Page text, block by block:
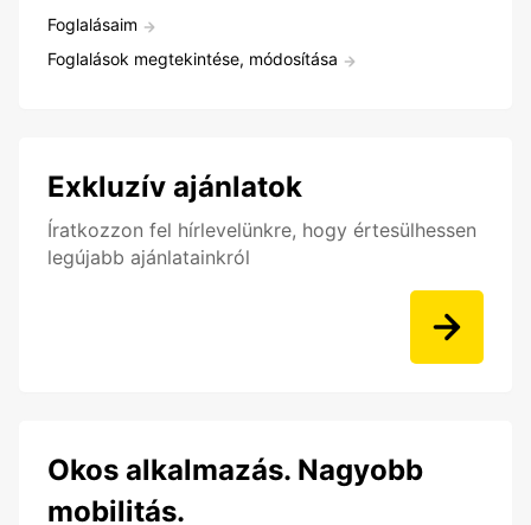
Foglalásaim
Foglalások megtekintése, módosítása
Exkluzív ajánlatok
Íratkozzon fel hírlevelünkre, hogy értesülhessen
legújabb ajánlatainkról
Okos alkalmazás. Nagyobb
mobilitás.